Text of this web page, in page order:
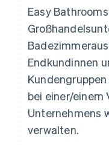
Easy
Endkundinnen
bei einer/
Unternehmens
verwalten.